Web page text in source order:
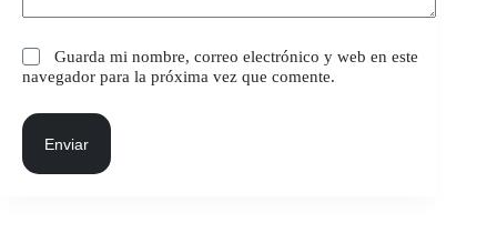
Guarda mi nombre, correo electrónico y web en este
navegador para la próxima vez que comente.
Enviar